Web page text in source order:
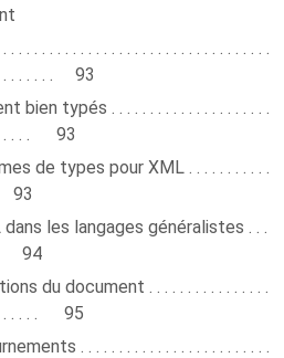
. . . . . . . . . . . . . . . . . . . . . . . . . . . . . . .
. . . . . . . . 93
typés . . . . . . . . . . . . . . . . . . . . .
. . . . . . 93
de types pour XML . . . . . . . . . . .
. 93
les langages généralistes . . .
. . 94
du document . . . . . . . . . . . . . . . .
. . . . . . . 95
. . . . . . . . . . . . . . . . . . . . . . . . .